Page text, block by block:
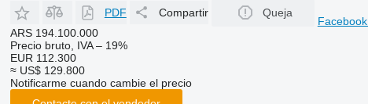
PDF
Compartir Queja
Facebook
ARS 194.100.000
Precio bruto, IVA – 19%
EUR 112.300
≈ US$ 129.800
Notificarme cuando cambie el precio